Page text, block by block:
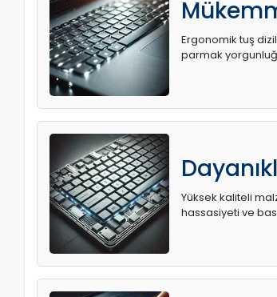
Ergonomik tuş
parmak
Yüksek kaliteli
hassasiyeti ve